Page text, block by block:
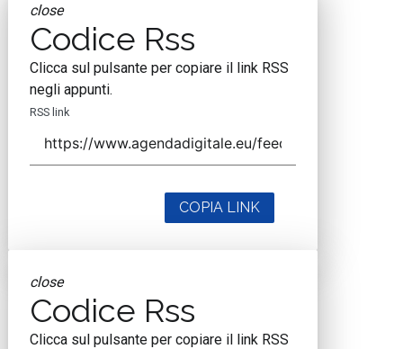
close
Codice Rss
Clicca sul pulsante per copiare il link RSS
negli appunti.
RSS link
COPIA LINK
close
Codice Rss
Clicca sul pulsante per copiare il link RSS